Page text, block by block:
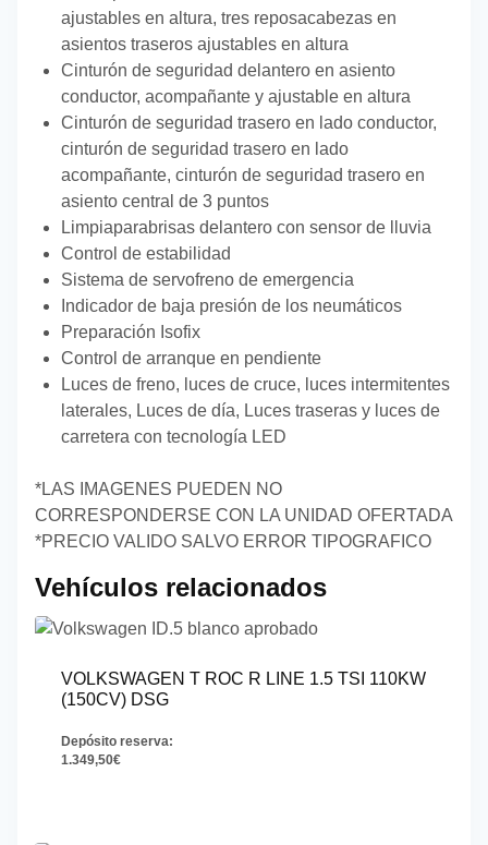
ajustables en altura, tres reposacabezas en
asientos traseros ajustables en altura
Cinturón de seguridad delantero en asiento
conductor, acompañante y ajustable en altura
Cinturón de seguridad trasero en lado conductor,
cinturón de seguridad trasero en lado
acompañante, cinturón de seguridad trasero en
asiento central de 3 puntos
Limpiaparabrisas delantero con sensor de lluvia
Control de estabilidad
Sistema de servofreno de emergencia
Indicador de baja presión de los neumáticos
Preparación Isofix
Control de arranque en pendiente
Luces de freno, luces de cruce, luces intermitentes
laterales, Luces de día, Luces traseras y luces de
carretera con tecnología LED
*LAS IMAGENES PUEDEN NO
CORRESPONDERSE CON LA UNIDAD OFERTADA
*PRECIO VALIDO SALVO ERROR TIPOGRAFICO
Vehículos relacionados
VOLKSWAGEN T ROC R LINE 1.5 TSI 110KW
(150CV) DSG
Depósito reserva:
1.349,50€